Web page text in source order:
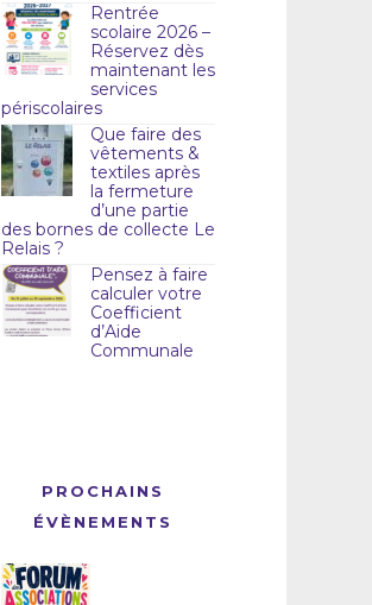
Rentrée
scolaire 2026 –
Réservez dès
maintenant les
services
périscolaires
Que faire des
vêtements &
textiles après
la fermeture
d’une partie
des bornes de collecte Le
Relais ?
Pensez à faire
calculer votre
Coefficient
d’Aide
Communale
PROCHAINS
ÉVÈNEMENTS